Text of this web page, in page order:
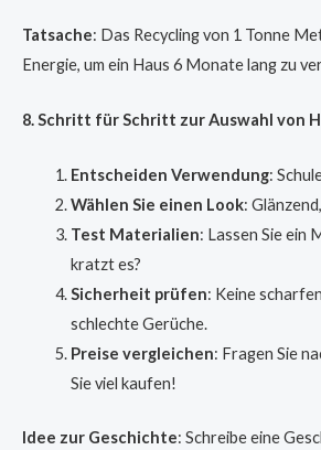
Tatsache: Das Recycling von 1 Tonne
Energie, um ein Haus 6 Monate lang zu
8. Schritt für Schritt zur Auswahl von
Entscheiden Verwendung:
Wählen Sie einen Look:
Test Materialien: Lassen Sie ein
kratzt es?
Sicherheit prüfen: Keine
schlechte Gerüche.
Preise vergleichen: Fragen Sie
Sie viel kaufen!
Idee zur Geschichte: Schreibe eine